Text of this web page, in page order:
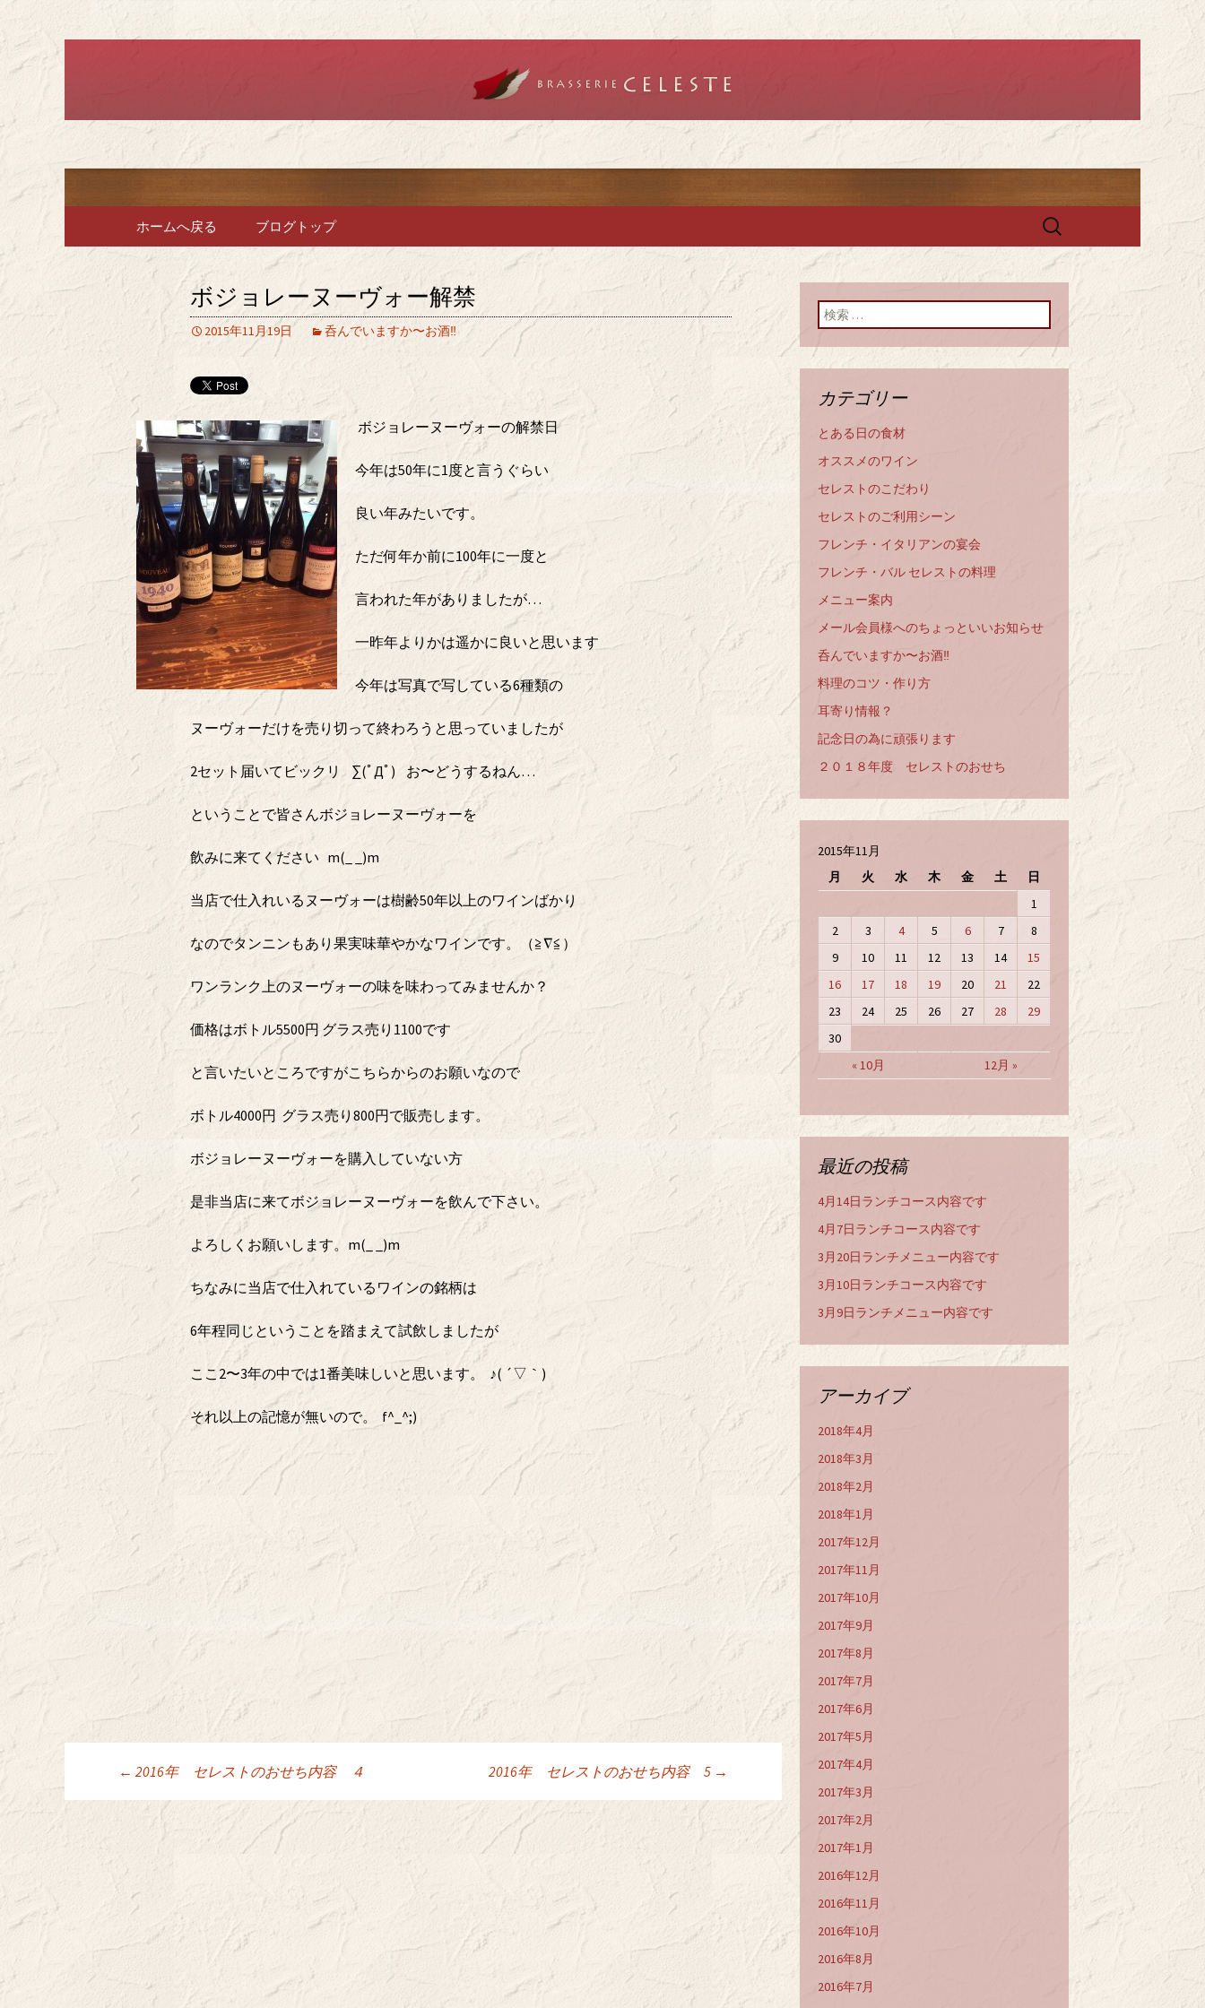
堺のフレンチ「ブラッスリー セレスト」
で、ランチ・ディナーを
堺のフレンチ「ブラットリーセレスト」で記念日やデートを
コンテンツへ移動
ホームへ戻る ブログトップ
検
ボジョレーヌーヴォー解禁
2015年11月19日 呑んでいますか〜お酒‼️
ボジョレーヌーヴォーの解禁日
今年は50年に1度と言うぐらい
良い年みたいです。
ただ何年か前に100年に一度と
言われた年がありましたが…
一昨年よりかは遥かに良いと思います
今年は写真で写している6種類の
ヌーヴォーだけを売り切って終わろうと思っていましたが
2セット届いてビックリ ∑(ﾟДﾟ) お〜どうするねん…
ということで皆さんボジョレーヌーヴォーを
飲みに来てください m(_ _)m
当店で仕入れいるヌーヴォーは樹齢50年以上のワインばかり
なのでタンニンもあり果実味華やかなワインです。（≧∇≦）
ワンランク上のヌーヴォーの味を味わってみませんか？
価格はボトル5500円 グラス売り1100です
と言いたいところですがこちらからのお願いなので
ボトル4000円 グラス売り800円で販売します。
ボジョレーヌーヴォーを購入していない方
是非当店に来てボジョレーヌーヴォーを飲んで下さい。
よろしくお願いします。m(_ _)m
ちなみに当店で仕入れているワインの銘柄は
6年程同じということを踏まえて試飲しましたが
ここ2〜3年の中では1番美味しいと思います。 ♪( ´▽｀)
それ以上の記憶が無いので。 f^_^;)
投稿ナビゲーション
← 2016年 セレストのおせち内容 ４ 2016年 セレストのおせち内容 5 →
検索:
カテゴリー
とある日の食材
オススメのワイン
セレストのこだわり
セレストのご利用シーン
フレンチ・イタリアンの宴会
フレンチ・バル セレストの料理
メニュー案内
メール会員様へのちょっといいお知らせ
呑んでいますか〜お酒‼️
料理のコツ・作り方
耳寄り情報？
記念日の為に頑張ります
２０１８年度 セレストのおせち
2015年11月
月
火 水 木 金 土 日
« 10月 12月 »
1
2
3 4 5 6 7
8
9
10 11 12 13 14
15
16
17 18 19 20 21
22
23
24 25 26 27 28
29
30
最近の投稿
4月14日ランチコース内容です
4月7日ランチコース内容です
3月20日ランチメニュー内容です
3月10日ランチコース内容です
3月9日ランチメニュー内容です
アーカイブ
2018年4月
2018年3月
2018年2月
2018年1月
2017年12月
2017年11月
2017年10月
2017年9月
2017年8月
2017年7月
2017年6月
2017年5月
2017年4月
2017年3月
2017年2月
2017年1月
2016年12月
2016年11月
2016年10月
2016年8月
2016年7月